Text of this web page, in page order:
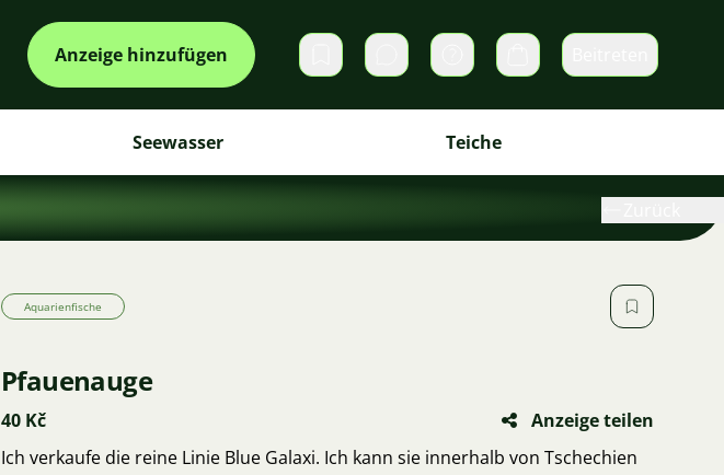
Anzeige hinzufügen DirektnachrichtenWarenkorb
Seewasser Teiche
Aquarienfische
Pfauenauge
40 Kč
Anzeige teilen
Ich verkaufe die reine Linie Blue Galaxi. Ich kann sie innerhalb von Tschechien